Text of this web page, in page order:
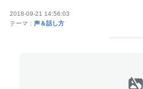
2018-09-21 14:56:03
テーマ： 声＆話し方